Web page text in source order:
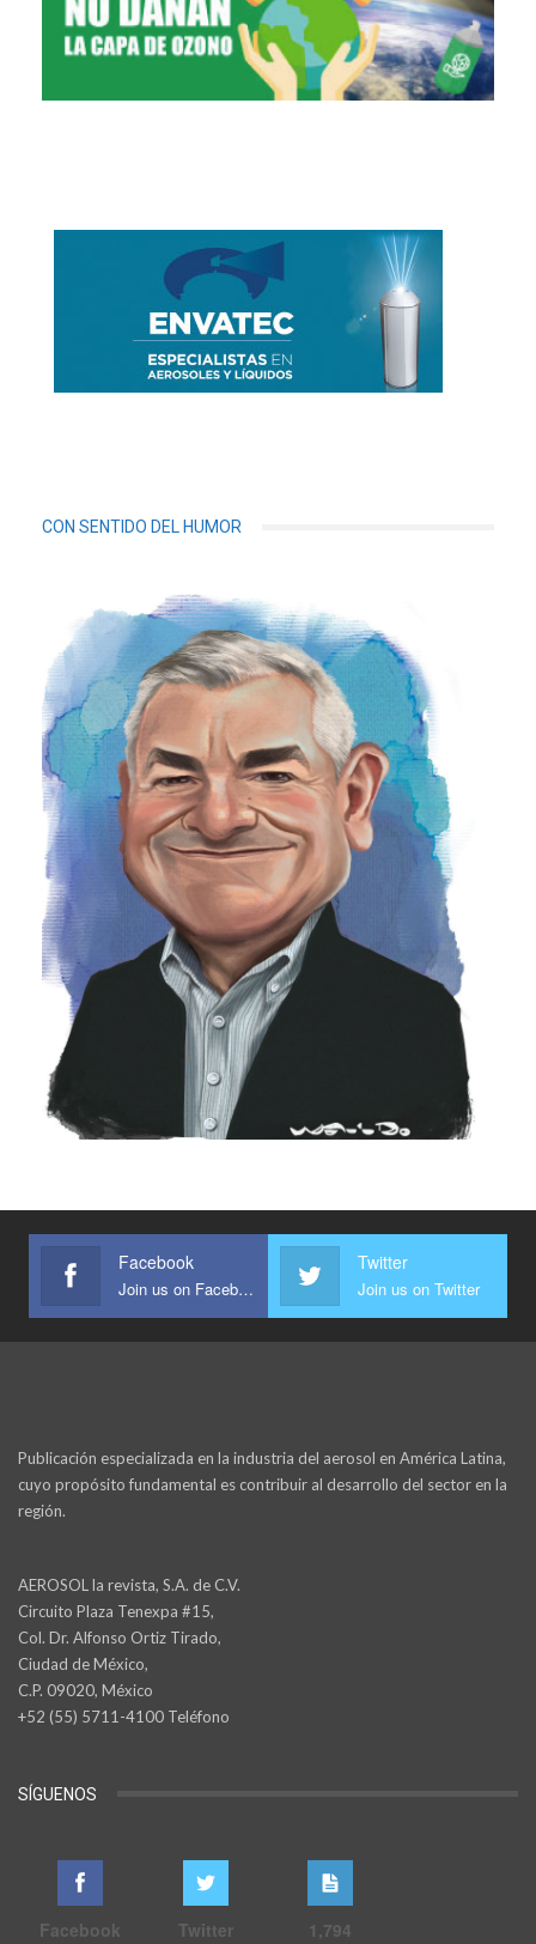
CON SENTIDO DEL HUMOR
Facebook
Join us on Facebook
Twitter
Join us on Twitter
Publicación especializada en la industria del aerosol en América Latina,
cuyo propósito fundamental es contribuir al desarrollo del sector en la
región.
AEROSOL la revista, S.A. de C.V.
Circuito Plaza Tenexpa #15,
Col. Dr. Alfonso Ortiz Tirado,
Ciudad de México,
C.P. 09020, México
+52 (55) 5711-4100 Teléfono
SÍGUENOS
Facebook Twitter 1,794